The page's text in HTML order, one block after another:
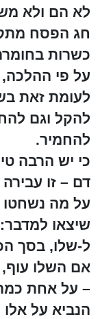
לא הם ולא
חג הפסח
כשרות
על פי
לעומת זאת
להקל וגם
להחמיר.
כי יש הרבה
דם – זו
שיצאו
ל-שלו, בסך
אם השלו
– על אחת
הנביא על